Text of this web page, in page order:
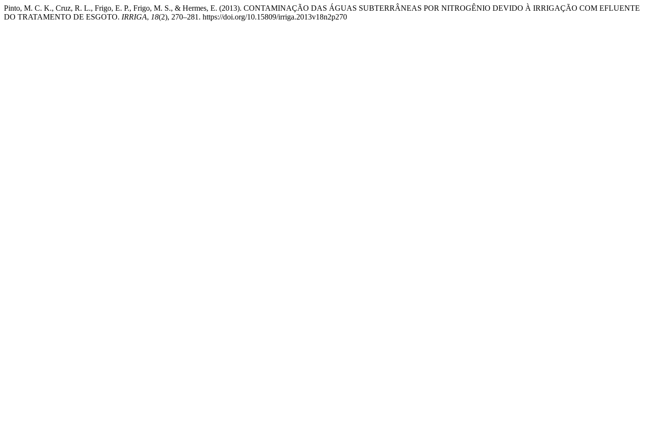
Pinto, M. C. K., Cruz, R. L., Frigo, E. P., Frigo, M. S., & Hermes, E. (2013). CONTAMINAÇÃO DAS ÁGUAS SUBTERRÂNEAS POR NITROGÊNIO DEVIDO À IRRIGAÇÃO COM EFLUENTE
DO TRATAMENTO DE ESGOTO. IRRIGA, 18(2), 270–281. https://doi.org/10.15809/irriga.2013v18n2p270